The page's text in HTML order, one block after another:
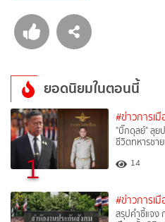
ยอดนิยมในตอนนี้
1
#ข่าวการเมื
"บิ๊กดุลย์" ลุย
ชีวิตทหารชา
14
#ข่าวการเมื
สรุปคำชี้แจง